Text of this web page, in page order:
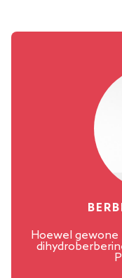
Hoewel